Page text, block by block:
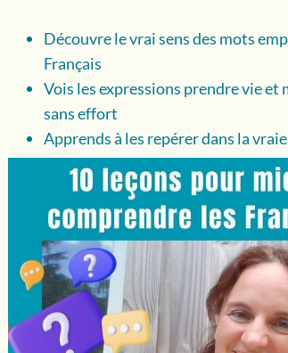
Découvre le vrai sens des mots
Français
Vois les expressions prendre vie et
sans effort
Apprends à les repérer dans la